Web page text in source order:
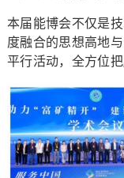
本届能博会不仅是
度融合的思想高地
平行活动，全方位